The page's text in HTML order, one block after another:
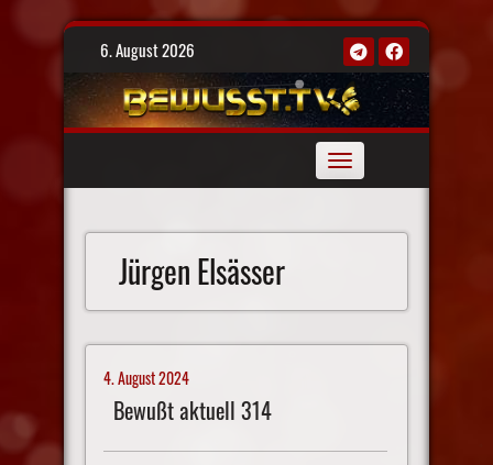
Skip
6. August 2026
Toggle
navigation
Jürgen Elsässer
4. August 2024
Bewußt aktuell 314